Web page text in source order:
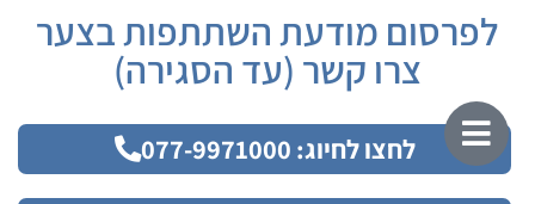
לפרסום מודעת השתתפות בצער
צרו קשר (עד הסגירה)
לחצו לחיוג: 077-9971000